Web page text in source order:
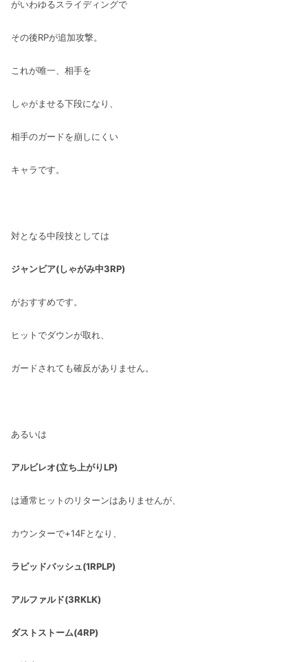
がいわゆるスライディングで
その後RPが追加攻撃。
これが唯一、相手を
しゃがませる下段になり、
相手のガードを崩しにくい
キャラです。
対となる中段技としては
ジャンビア(しゃがみ中3RP)
がおすすめです。
ヒットでダウンが取れ、
ガードされても確反がありません。
あるいは
アルビレオ(立ち上がりLP)
は通常ヒットのリターンはありませんが、
カウンターで+14Fとなり、
ラピッドバッシュ(1RPLP)
アルファルド(3RKLK)
ダストストーム(4RP)